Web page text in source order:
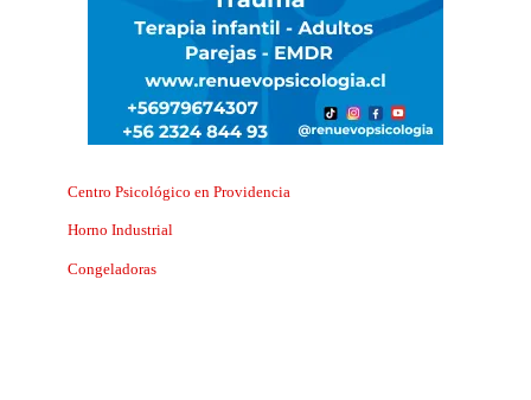
Centro Psicológico en Providencia
Horno Industrial
Congeladoras